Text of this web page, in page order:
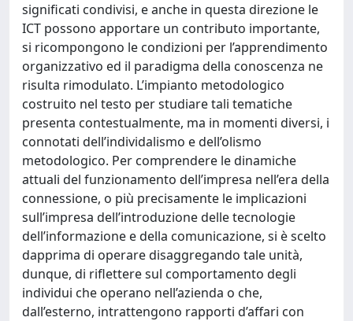
significati condivisi, e anche in questa direzione le
ICT possono apportare un contributo importante,
si ricompongono le condizioni per l’apprendimento
organizzativo ed il paradigma della conoscenza ne
risulta rimodulato. L’impianto metodologico
costruito nel testo per studiare tali tematiche
presenta contestualmente, ma in momenti diversi, i
connotati dell’individalismo e dell’olismo
metodologico. Per comprendere le dinamiche
attuali del funzionamento dell’impresa nell’era della
connessione, o più precisamente le implicazioni
sull’impresa dell’introduzione delle tecnologie
dell’informazione e della comunicazione, si è scelto
dapprima di operare disaggregando tale unità,
dunque, di riflettere sul comportamento degli
individui che operano nell’azienda o che,
dall’esterno, intrattengono rapporti d’affari con